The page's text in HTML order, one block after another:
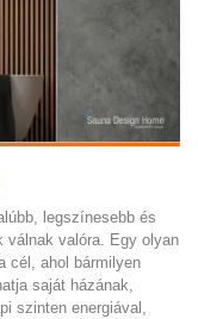
legszínesebb és
válnak valóra. Egy olyan
cél, ahol bármilyen
saját házának,
szinten energiával,